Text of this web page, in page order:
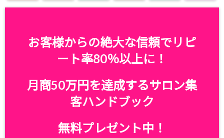
お客様からの絶大な信頼でリピ
ート率80％以上に！
月商50万円を達成するサロン集
客ハンドブック
無料プレゼント中！